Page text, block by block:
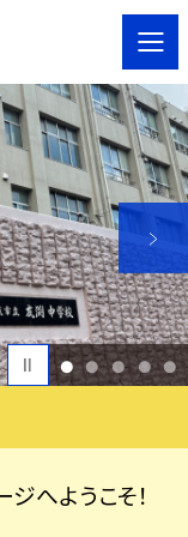
1 2 3 4 5
へようこそ！